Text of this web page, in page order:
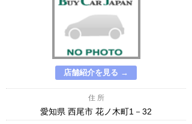
店舗紹介を見る →
住 所
愛知県 西尾市 花ノ木町1－32